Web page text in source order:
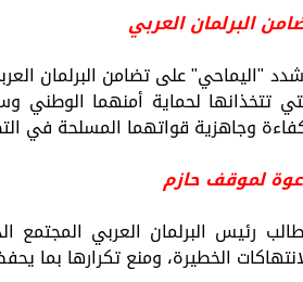
البرلمان العربي
"اليماحي" على تضامن البرلمان
تتخذانها لحماية أمنهما الوطني
وجاهزية قواتهما المسلحة في
لموقف حازم
رئيس البرلمان العربي
الخطيرة، ومنع تكرارها بما